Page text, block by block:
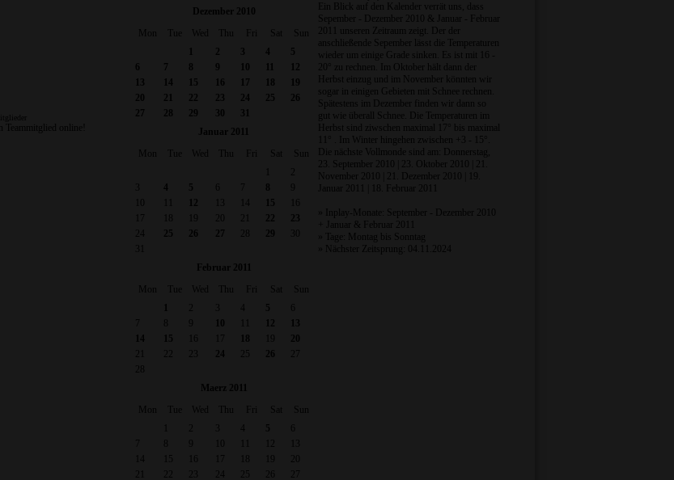
Teammitglied online!
Dezember 2010
Mon
Tue Wed Thu Fri Sat
Sun
2 4
5
6
7 9
12
14 15 16 17
19
20
21 22 23 24 25
26
27
28 29
Januar 2011
Mon
Tue Wed Thu Fri Sat
Sun
2
4 5 7
12 15
17
20 21 22
23
24
25 26 27 28 29
Februar 2011
Mon
Tue Wed Thu Fri Sat
Sun
2 5
7
12
14
15 17
20
21
22 23 24 25 26
27
28
Maerz 2011
Mon
Tue Wed Thu Fri Sat
Sun
2 5
7
12
15 17
20
21
22 23 24 25 26
27
Ein Blick auf den Kalender verrät uns, dass
Sepember - Dezember 2010 & Januar - Februar
2011 unseren Zeitraum zeigt. Der der
anschließende Sepember lässt die Temperaturen
wieder um einige Grade sinken. Es ist mit 16 -
20° zu rechnen. Im Oktober hält dann der
Herbst einzug und im November könnten wir
sogar in einigen Gebieten mit Schnee rechnen.
Spätestens im Dezember finden wir dann so
gut wie überall Schnee. Die Temperaturen im
Herbst sind ziwschen maximal 17° bis maximal
11° . Im Winter hingehen zwischen +3 - 15°.
Die nächste Vollmonde sind am: Donnerstag,
23. September 2010 | 23. Oktober 2010 | 21.
November 2010 | 21. Dezember 2010 | 19.
Januar 2011 | 18. Februar 2011
» Inplay-Monate: September - Dezember 2010
+ Januar & Februar 2011
» Tage: Montag bis Sonntag
» Nächster Zeitsprung: 04.11.2024